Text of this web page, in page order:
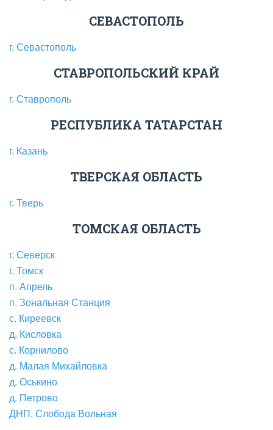
СЕВАСТОПОЛЬ
г. Севастополь
СТАВРОПОЛЬСКИЙ КРАЙ
г. Ставрополь
РЕСПУБЛИКА ТАТАРСТАН
г. Казань
ТВЕРСКАЯ ОБЛАСТЬ
г. Тверь
ТОМСКАЯ ОБЛАСТЬ
г. Северск
г. Томск
п. Апрель
п. Зональная Станция
с. Киреевск
д. Кисловка
с. Корнилово
д. Малая Михайловка
д. Оськино
д. Петрово
ДНП. Слобода Вольная